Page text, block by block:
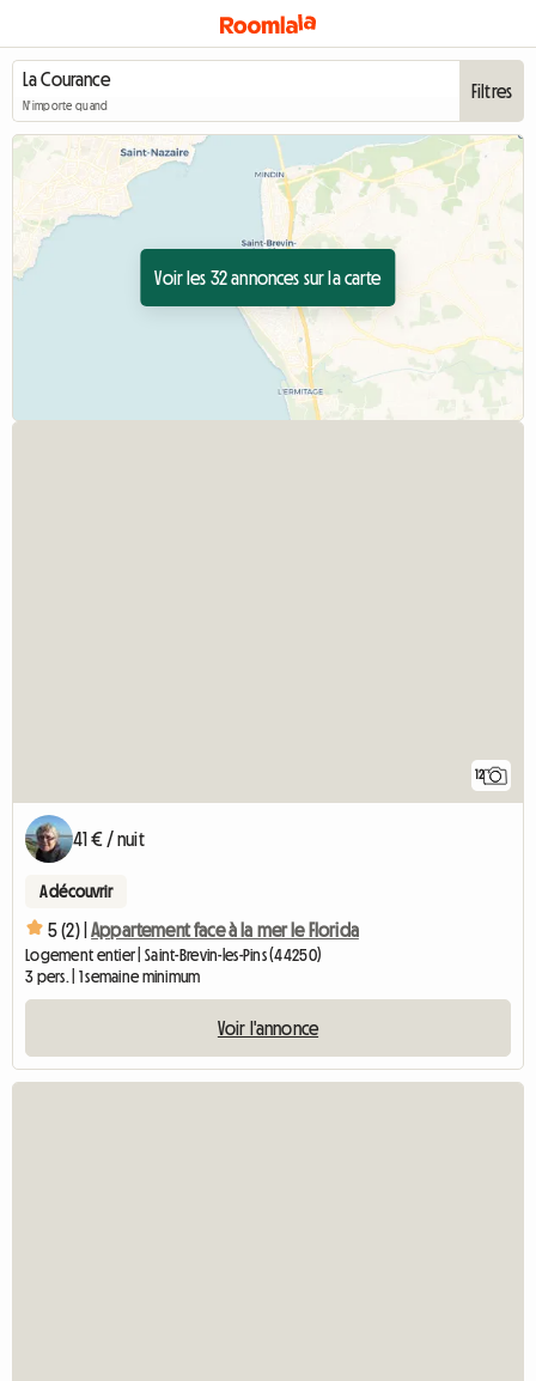
N'importe quand
Filtres
Voir les 32 annonces sur la carte
12
41 € / nuit
A découvrir
5 (2) | Appartement face à la mer le Florida
Logement entier | Saint-Brevin-les-Pins (44250)
3 pers. | 1 semaine minimum
Voir l'annonce